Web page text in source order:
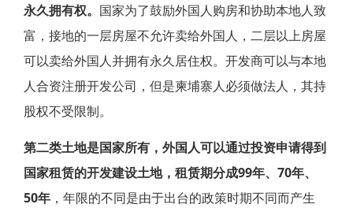
永久拥有权。 国家为了鼓励外国人购房和协助本地人致
富，接地的一层房屋不允许卖给外国人，二层以上房屋
可以卖给外国人并拥有永久居住权。开发商可以与本地
人合资注册开发公司，但是柬埔寨人必须做法人，其持
股权不受限制。
第二类土地是国家所有，外国人可以通过投资申请得到
国家租赁的开发建设土地，租赁期分成99年、70年、
50年 ，年限的不同是由于出台的政策时期不同而产生